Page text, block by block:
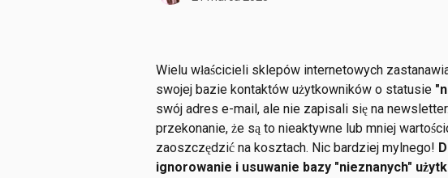
Wielu właścicieli sklepów internetowych
swojej bazie kontaktów użytkowników o statusie
swój adres e-mail, ale nie zapisali się na
przekonanie, że są to nieaktywne lub mniej
zaoszczędzić na kosztach. Nic bardziej mylnego!
ignorowanie i usuwanie bazy "nieznanych"